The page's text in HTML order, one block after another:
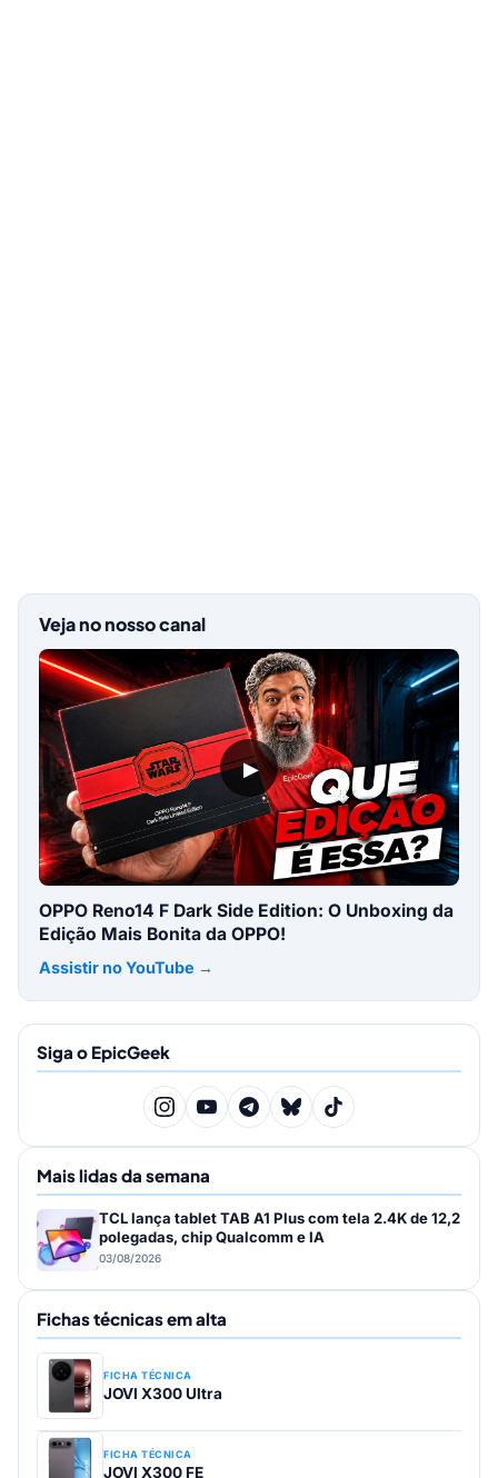
Veja no nosso canal
▶
OPPO Reno14 F Dark Side Edition: O Unboxing da
Edição Mais Bonita da OPPO!
Assistir no YouTube →
Siga o EpicGeek
Mais lidas da semana
TCL lança tablet TAB A1 Plus com tela 2.4K de 12,2
polegadas, chip Qualcomm e IA
03/08/2026
Fichas técnicas em alta
FICHA TÉCNICA
JOVI X300 Ultra
FICHA TÉCNICA
JOVI X300 FE